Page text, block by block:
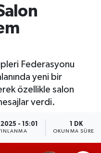
Federasyonu
yeni bir
özellikle salon
verdi.
- 15:01 1 DK
OKUNMA SÜRESI
Fikstür